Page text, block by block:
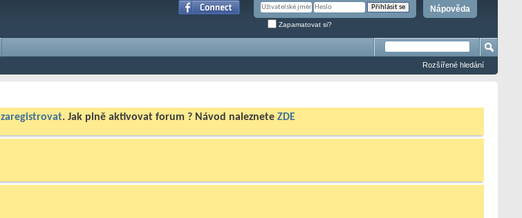
Nápověda
Zapamatovat si?
Rozšířené hledání
zaregistrovat. Jak plně aktivovat forum ? Návod naleznete ZDE